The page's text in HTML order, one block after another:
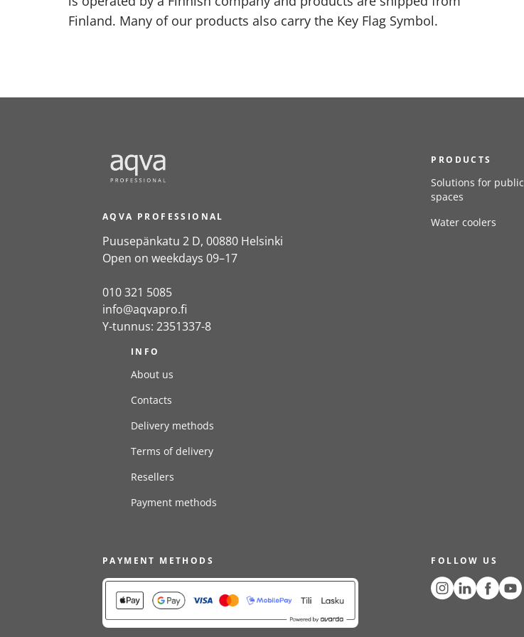
Finland. Many of our products also carry the Key Flag Symbol.
AQVA PROFESSIONAL
Puusepänkatu 2 D, 00880 Helsinki
Open on weekdays 09–17
010 321 5085
info@aqvapro.fi
Y-tunnus: 2351337-8
PRODUCTS
Solutions for public
spaces
Water coolers
INFO
About us
Contacts
Delivery methods
Terms of delivery
Resellers
Payment methods
PAYMENT METHODS FOLLOW US